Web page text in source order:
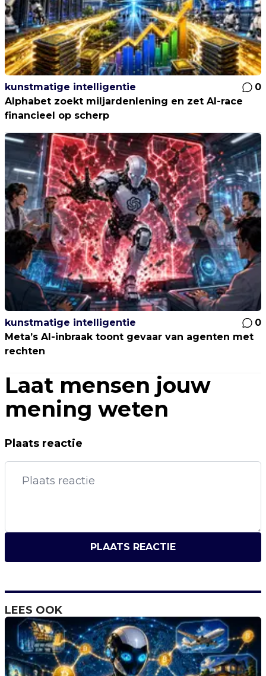
kunstmatige intelligentie
0
Alphabet zoekt miljardenlening en zet AI-race
financieel op scherp
kunstmatige intelligentie
0
Meta’s AI-inbraak toont gevaar van agenten met
rechten
Laat mensen jouw
mening weten
Plaats reactie
PLAATS REACTIE
LEES OOK